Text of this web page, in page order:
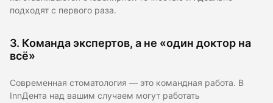
подходят с первого раза.
3. Команда экспертов, а не «один доктор на
всё»
Современная стоматология — это командная работа. В
InnДента над вашим случаем могут работать